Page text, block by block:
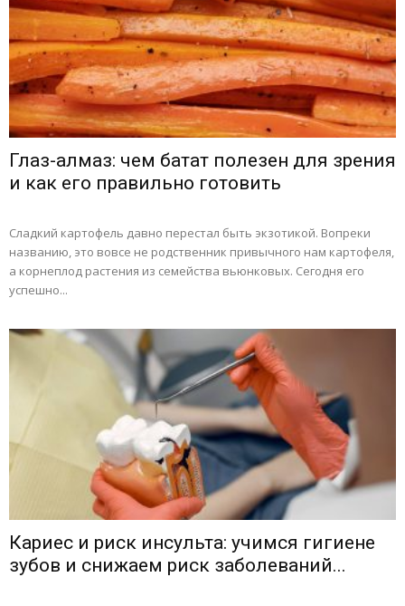
Глаз-алмаз: чем батат полезен для зрения
и как его правильно готовить
Сладкий картофель давно перестал быть экзотикой. Вопреки
названию, это вовсе не родственник привычного нам картофеля,
а корнеплод растения из семейства вьюнковых. Сегодня его
успешно...
Кариес и риск инсульта: учимся гигиене
зубов и снижаем риск заболеваний...